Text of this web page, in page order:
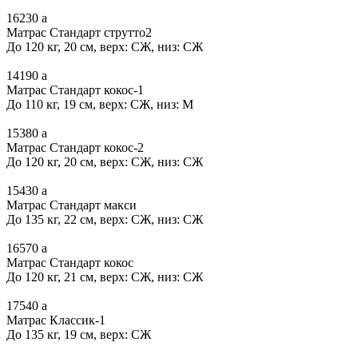
16230 a
Матрас Стандарт струтто2
До 120 кг, 20 см, верх: СЖ, низ: СЖ
14190 a
Матрас Стандарт кокос-1
До 110 кг, 19 см, верх: СЖ, низ: М
15380 a
Матрас Стандарт кокос-2
До 120 кг, 20 см, верх: СЖ, низ: СЖ
15430 a
Матрас Стандарт макси
До 135 кг, 22 см, верх: СЖ, низ: СЖ
16570 a
Матрас Стандарт кокос
До 120 кг, 21 см, верх: СЖ, низ: СЖ
17540 a
Матрас Классик-1
До 135 кг, 19 см, верх: СЖ